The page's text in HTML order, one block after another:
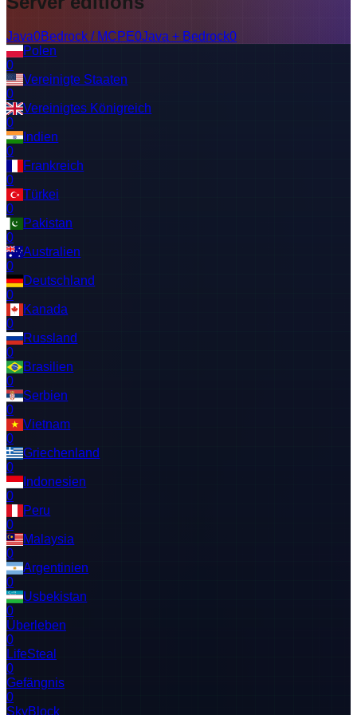
Java0Bedrock / MCPE0Java + Bedrock0
Polen
0
Vereinigte Staaten
0
Vereinigtes Königreich
0
Indien
0
Frankreich
0
Türkei
0
Pakistan
0
Australien
0
Deutschland
0
Kanada
0
Russland
0
Brasilien
0
Serbien
0
Vietnam
0
Griechenland
0
Indonesien
0
Peru
0
Malaysia
0
Argentinien
0
Usbekistan
0
Überleben
0
LifeSteal
0
Gefängnis
0
SkyBlock